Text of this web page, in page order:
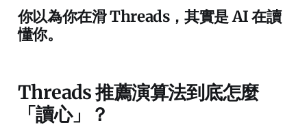
你以為你在滑 Threads，其實是 AI 在讀
懂你。
Threads 推薦演算法到底怎麼
「讀心」？